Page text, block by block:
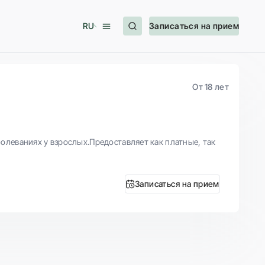
RU Записаться на прием
От 18 лет
у взрослых.Предоставляет как платные, так
Записаться на прием